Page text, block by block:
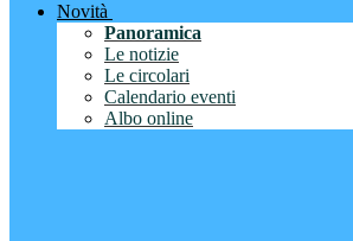
Novità
Panoramica
Le notizie
Le circolari
Calendario eventi
Albo online